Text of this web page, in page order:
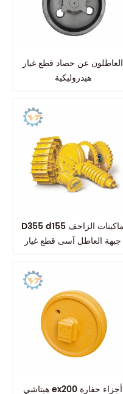
العاطلون عن حصاد قطع غيار
هيدروليكية
D355 d155 ماكينات الزاحف
جبهة العاطل آسى قطع غيار
هيتاشي ex200 أجزاء حفارة